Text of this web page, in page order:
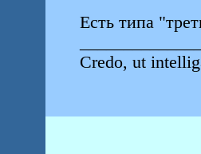
Есть типа
Credo, ut